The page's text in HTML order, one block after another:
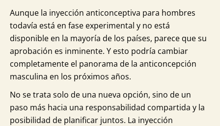
Aunque la inyección anticonceptiva para hombres
todavía está en fase experimental y no está
disponible en la mayoría de los países, parece que su
aprobación es inminente. Y esto podría cambiar
completamente el panorama de la anticoncepción
masculina en los próximos años.
No se trata solo de una nueva opción, sino de un
paso más hacia una responsabilidad compartida y la
posibilidad de planificar juntos. La inyección